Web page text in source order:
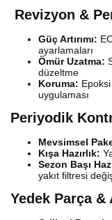
Revizyon &
Güç Artırımı:
ayarlamaları
Ömür Uzatma:
düzeltme
Koruma:
uygulaması
Periyodik
Mevsimsel
Kışa Hazırlık:
Sezon Başı
yakıt filtresi
Yedek Parça &